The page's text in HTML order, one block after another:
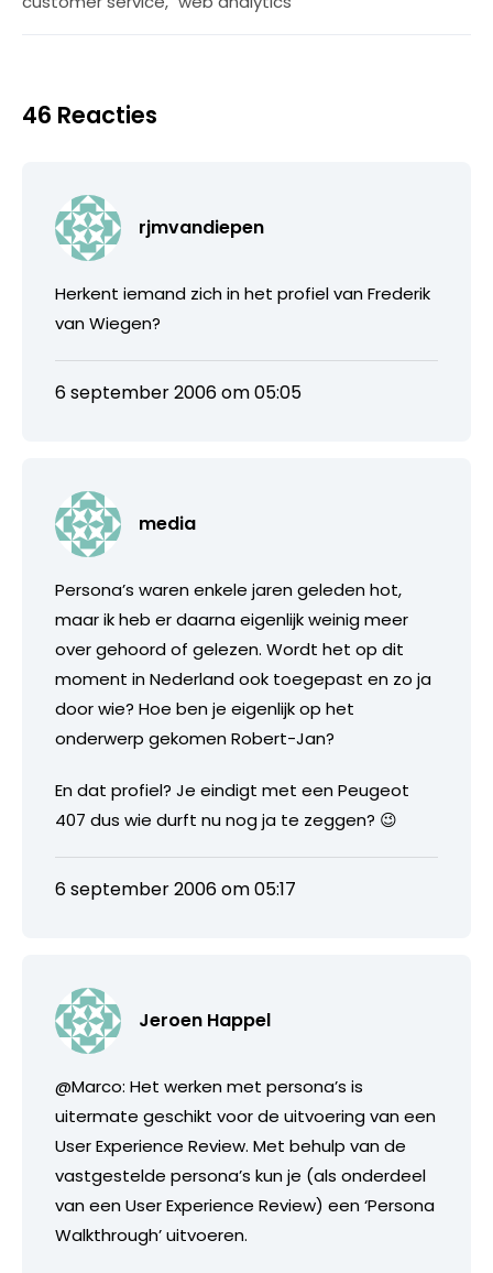
46 Reacties
rjmvandiepen
Herkent iemand zich in het profiel van Frederik
van Wiegen?
6 september 2006 om 05:05
media
Persona’s waren enkele jaren geleden hot,
maar ik heb er daarna eigenlijk weinig meer
over gehoord of gelezen. Wordt het op dit
moment in Nederland ook toegepast en zo ja
door wie? Hoe ben je eigenlijk op het
onderwerp gekomen Robert-Jan?
En dat profiel? Je eindigt met een Peugeot
407 dus wie durft nu nog ja te zeggen? 😉
6 september 2006 om 05:17
Jeroen Happel
@Marco: Het werken met persona’s is
uitermate geschikt voor de uitvoering van een
User Experience Review. Met behulp van de
vastgestelde persona’s kun je (als onderdeel
van een User Experience Review) een ‘Persona
Walkthrough’ uitvoeren.